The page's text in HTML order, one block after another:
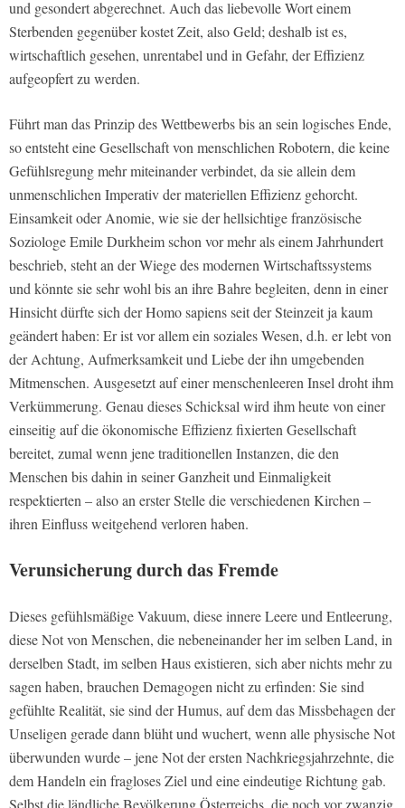
und gesondert abgerechnet. Auch das liebevolle Wort einem
Sterbenden gegenüber kostet Zeit, also Geld; deshalb ist es,
wirtschaftlich gesehen, unrentabel und in Gefahr, der Effizienz
aufgeopfert zu werden.
Führt man das Prinzip des Wettbewerbs bis an sein logisches Ende,
so entsteht eine Gesellschaft von menschlichen Robotern, die keine
Gefühlsregung mehr miteinander verbindet, da sie allein dem
unmenschlichen Imperativ der materiellen Effizienz gehorcht.
Einsamkeit oder Anomie, wie sie der hellsichtige französische
Soziologe Emile Durkheim schon vor mehr als einem Jahrhundert
beschrieb, steht an der Wiege des modernen Wirtschaftssystems
und könnte sie sehr wohl bis an ihre Bahre begleiten, denn in einer
Hinsicht dürfte sich der Homo sapiens seit der Steinzeit ja kaum
geändert haben: Er ist vor allem ein soziales Wesen, d.h. er lebt von
der Achtung, Aufmerksamkeit und Liebe der ihn umgebenden
Mitmenschen. Ausgesetzt auf einer menschenleeren Insel droht ihm
Verkümmerung. Genau dieses Schicksal wird ihm heute von einer
einseitig auf die ökonomische Effizienz fixierten Gesellschaft
bereitet, zumal wenn jene traditionellen Instanzen, die den
Menschen bis dahin in seiner Ganzheit und Einmaligkeit
respektierten – also an erster Stelle die verschiedenen Kirchen –
ihren Einfluss weitgehend verloren haben.
Verunsicherung durch das Fremde
Dieses gefühlsmäßige Vakuum, diese innere Leere und Entleerung,
diese Not von Menschen, die nebeneinander her im selben Land, in
derselben Stadt, im selben Haus existieren, sich aber nichts mehr zu
sagen haben, brauchen Demagogen nicht zu erfinden: Sie sind
gefühlte Realität, sie sind der Humus, auf dem das Missbehagen der
Unseligen gerade dann blüht und wuchert, wenn alle physische Not
überwunden wurde – jene Not der ersten Nachkriegsjahrzehnte, die
dem Handeln ein fragloses Ziel und eine eindeutige Richtung gab.
Selbst die ländliche Bevölkerung Österreichs, die noch vor zwanzig